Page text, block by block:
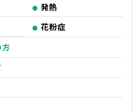
発熱
花粉症